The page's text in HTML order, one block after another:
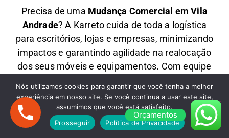
Precisa de uma Mudança Comercial emVila
Andrade? A Karretocuida de toda a logística
para escritórios, lojas e empresas, minimizando
impactos e garantindo agilidade na realocação
dos seus móveis e equipamentos. Com equipe
empresavolta a operar rapidamenteno novo
endereço.
Fretes em Vila Andrade: Transporte Rápido
Orçamentos
Nós utilizamos cookies para garantir que você tenha a melhor
experiência em nosso site. Se você continua a usar este site,
assumimos que você está satisfeito.
Prosseguir
Política de Privacidade